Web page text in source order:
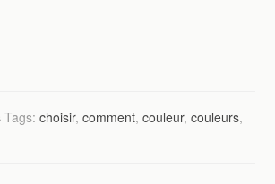
Tags:choisir,comment,couleur,couleurs,